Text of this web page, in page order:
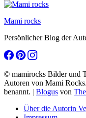
Mami rocks
Persönlicher Blog der
© mamirocks Bilder und
Autoren von Mami
benannt. | Blogus von
Über die Autorin